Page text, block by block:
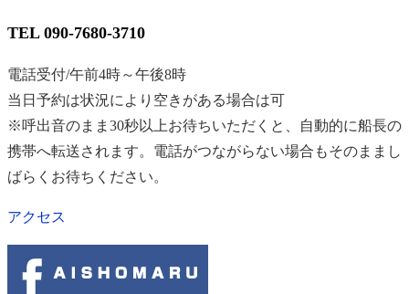
TEL 090-7680-3710
電話受付/午前4時～午後8時
当日予約は状況により空きがある場合は可
※呼出音のまま30秒以上お待ちいただくと、自動的に船長の
携帯へ転送されます。電話がつながらない場合もそのままし
ばらくお待ちください。
アクセス